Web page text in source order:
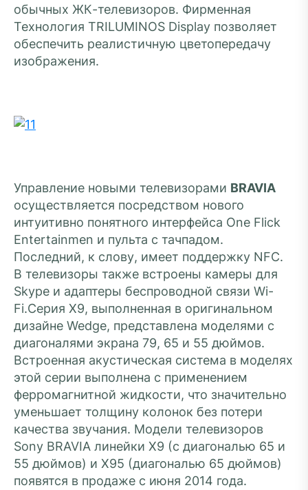
обычных ЖК-телевизоров. Фирменная
Технология TRILUMINOS Display позволяет
обеспечить реалистичную цветопередачу
изображения.
Управление новыми телевизорами BRAVIA
осуществляется посредством нового
интуитивно понятного интерфейса One Flick
Entertainmen и пульта с тачпадом.
Последний, к слову, имеет поддержку NFC.
В телевизоры также встроены камеры для
Skype и адаптеры беспроводной связи Wi-
Fi.Серия Х9, выполненная в оригинальном
дизайне Wedge, представлена моделями с
диагоналями экрана 79, 65 и 55 дюймов.
Встроенная акустическая система в моделях
этой серии выполнена с применением
ферромагнитной жидкости, что значительно
уменьшает толщину колонок без потери
качества звучания. Модели телевизоров
Sony BRAVIA линейки X9 (с диагональю 65 и
55 дюймов) и X95 (диагональю 65 дюймов)
появятся в продаже c июня 2014 года.